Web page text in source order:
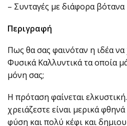
– Συνταγές με διάφορα βότανα
Περιγραφή
Πως θα σας φαινόταν η ιδέα να
Φυσικά Καλλυντικά τα οποία
μόνη σας;
Η πρόταση φαίνεται
χρειάζεστε είναι μερικά
φύση και πολύ κέφι και